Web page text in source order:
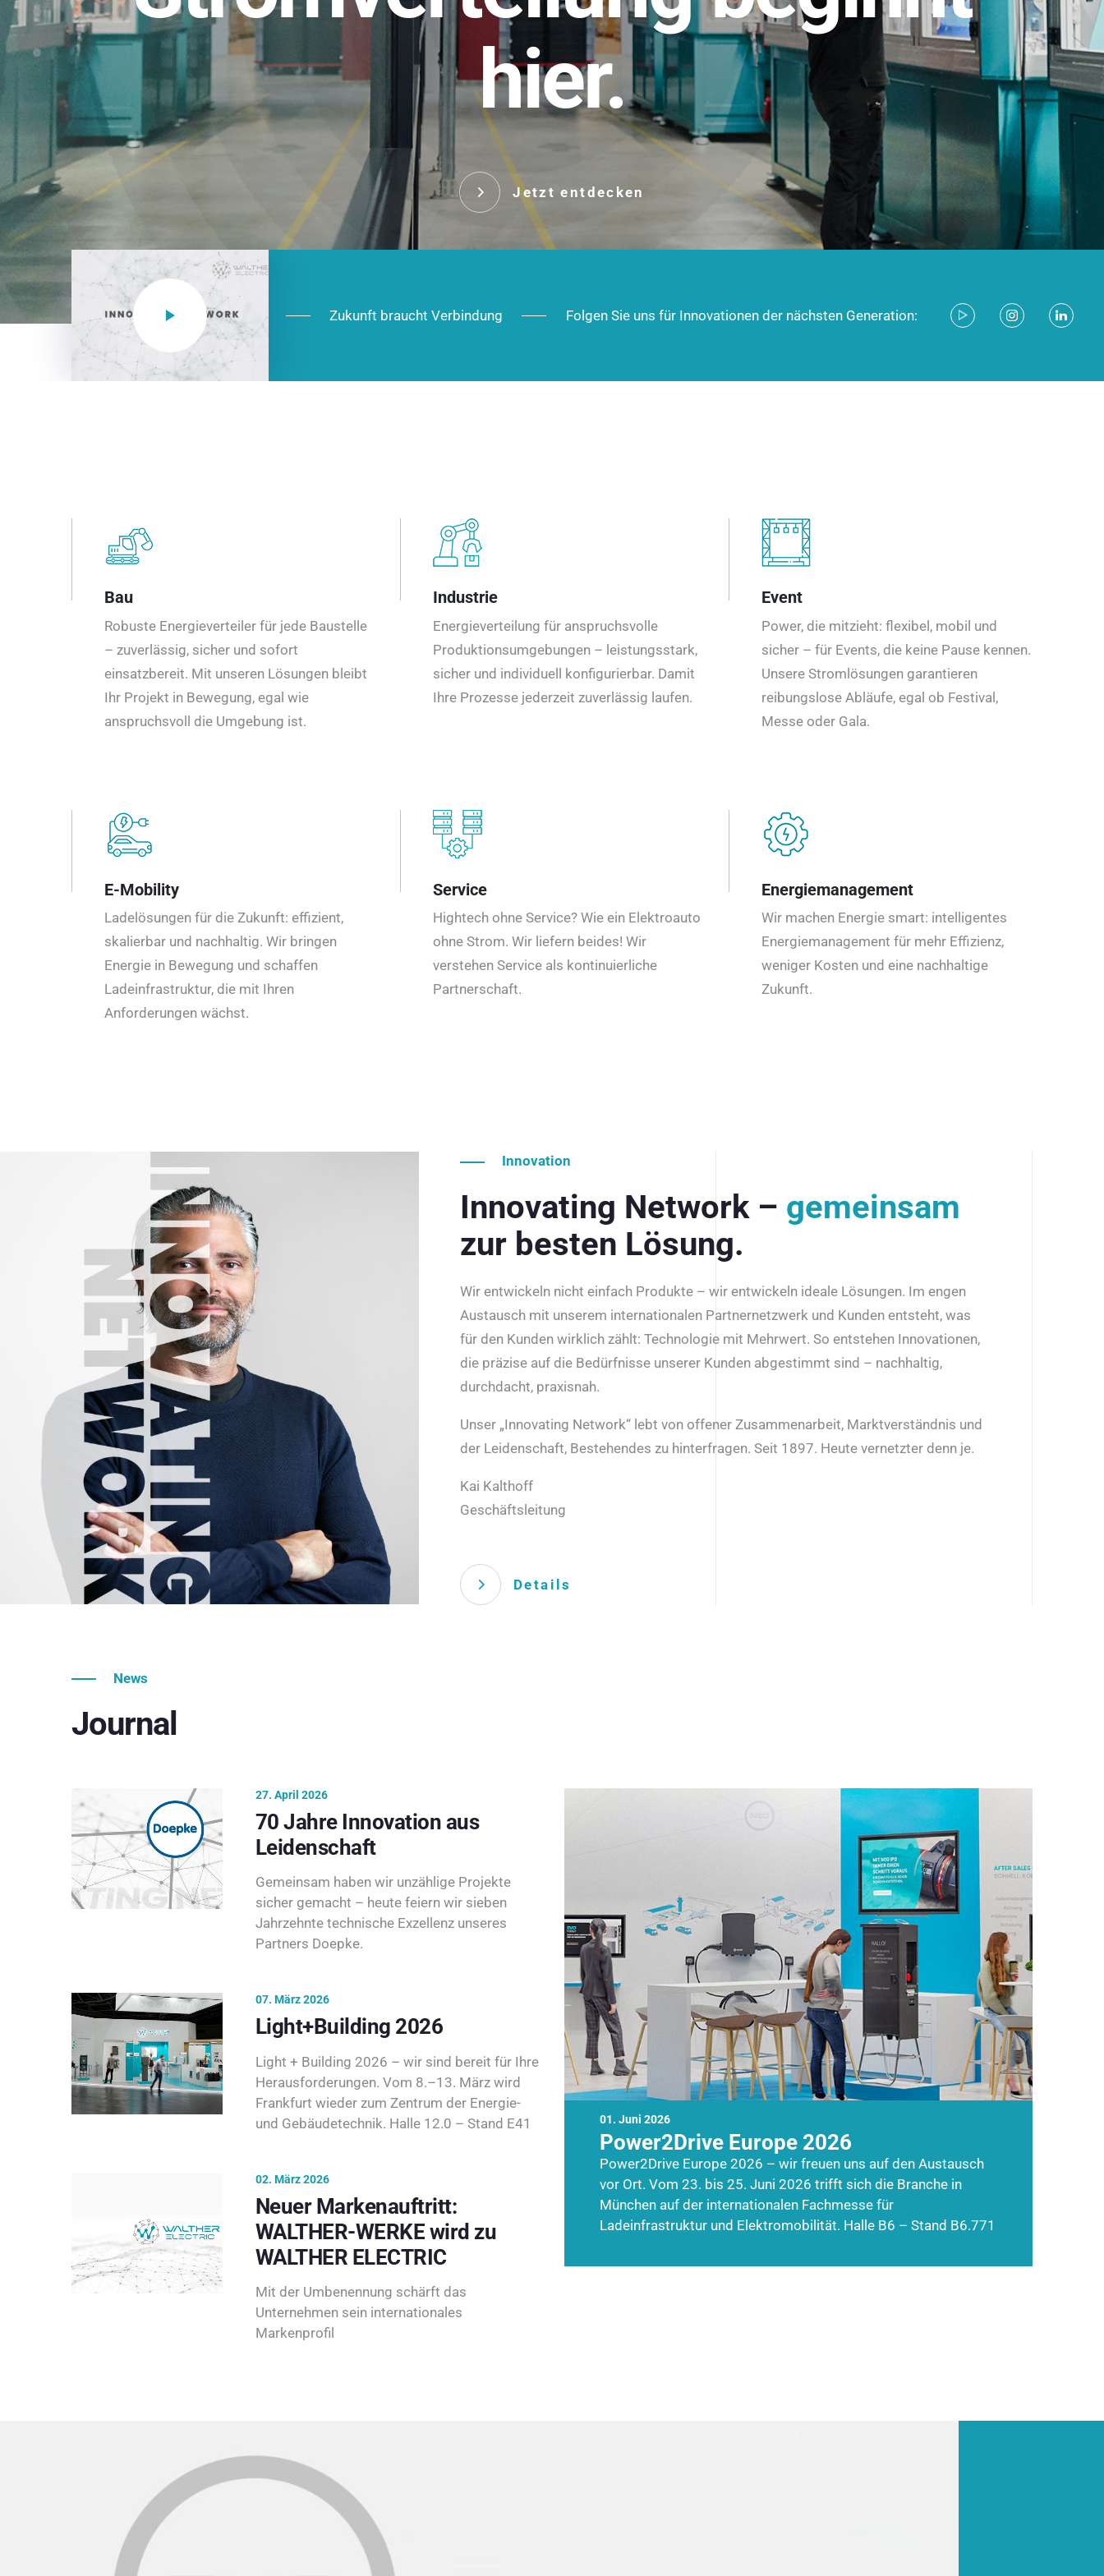
hier.
Jetzt entdecken
NEO CEE: Energieverteilung mit System. Robust im Alltag,
effizient in der Installation, zukunftsfähig im Ausbau.
Das innovative Stecksystem für industrielle Anwendungen –
robust, IP-geschützt und zukunftsfähig.
Jetzt entdecken
Zukunft braucht Verbindung Folgen Sie uns für Innovationen der nächsten Generation:
Bau
Robuste Energieverteiler für jede Baustelle
– zuverlässig, sicher und sofort
einsatzbereit. Mit unseren Lösungen bleibt
Ihr Projekt in Bewegung, egal wie
anspruchsvoll die Umgebung ist.
Industrie
Energieverteilung für anspruchsvolle
Produktionsumgebungen – leistungsstark,
sicher und individuell konfigurierbar. Damit
Ihre Prozesse jederzeit zuverlässig laufen.
Event
Power, die mitzieht: flexibel, mobil und
sicher – für Events, die keine Pause kennen.
Unsere Stromlösungen garantieren
reibungslose Abläufe, egal ob Festival,
Messe oder Gala.
E-Mobility
Ladelösungen für die Zukunft: effizient,
skalierbar und nachhaltig. Wir bringen
Energie in Bewegung und schaffen
Ladeinfrastruktur, die mit Ihren
Anforderungen wächst.
Service
Hightech ohne Service? Wie ein Elektroauto
ohne Strom. Wir liefern beides! Wir
verstehen Service als kontinuierliche
Partnerschaft.
Energiemanagement
Wir machen Energie smart: intelligentes
Energiemanagement für mehr Effizienz,
weniger Kosten und eine nachhaltige
Zukunft.
Innovation
Innovating Network – gemeinsam
zur besten Lösung.
Wir entwickeln nicht einfach Produkte – wir entwickeln ideale Lösungen. Im engen
Austausch mit unserem internationalen Partnernetzwerk und Kunden entsteht, was
für den Kunden wirklich zählt: Technologie mit Mehrwert. So entstehen Innovationen,
die präzise auf die Bedürfnisse unserer Kunden abgestimmt sind – nachhaltig,
durchdacht, praxisnah.
Unser „Innovating Network“ lebt von offener Zusammenarbeit, Marktverständnis und
der Leidenschaft, Bestehendes zu hinterfragen. Seit 1897. Heute vernetzter denn je.
Kai Kalthoff
Geschäftsleitung
Details
News
Journal
01. Juni 2026
Power2Drive Europe 2026
Power2Drive Europe 2026 – wir freuen uns auf den Austausch
vor Ort. Vom 23. bis 25. Juni 2026 trifft sich die Branche in
München auf der internationalen Fachmesse für
Ladeinfrastruktur und Elektromobilität. Halle B6 – Stand B6.771
27. April 2026
70 Jahre Innovation aus
Leidenschaft
Gemeinsam haben wir unzählige Projekte
sicher gemacht – heute feiern wir sieben
Jahrzehnte technische Exzellenz unseres
Partners Doepke.
07. März 2026
Light+Building 2026
Light + Building 2026 – wir sind bereit für Ihre
Herausforderungen. Vom 8.–13. März wird
Frankfurt wieder zum Zentrum der Energie-
und Gebäudetechnik. Halle 12.0 – Stand E41
02. März 2026
Neuer Markenauftritt:
WALTHER-WERKE wird zu
WALTHER ELECTRIC
Mit der Umbenennung schärft das
Unternehmen sein internationales
Markenprofil